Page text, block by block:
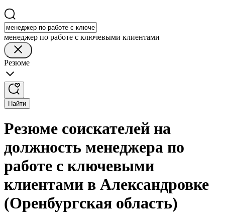
менеджер по работе с ключевыми клиентами
Резюме
Найти
Резюме соискателей на
должность менеджера по
работе с ключевыми
клиентами в Александровке
(Оренбургская область)